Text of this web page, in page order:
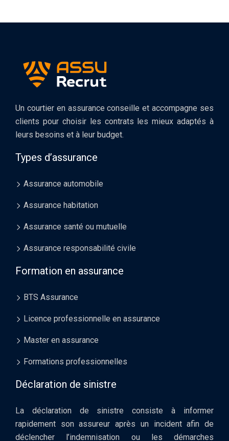
Un courtier en assurance conseille et accompagne ses
clients pour choisir les contrats les mieux adaptés à
leurs besoins et à leur budget.
Types d’assurance
Assurance automobile
Assurance habitation
Assurance santé ou mutuelle
Assurance responsabilité civile
Formation en assurance
BTS Assurance
Licence professionnelle en assurance
Master en assurance
Formations professionnelles
Déclaration de sinistre
La déclaration de sinistre consiste à informer
rapidement son assureur après un incident afin de
déclencher l’indemnisation ou les démarches